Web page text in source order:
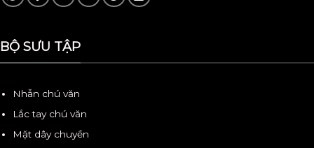
BỘ SƯU TẬP
Nhẫn chú văn
Lắc tay chú văn
Mặt dây chuyền